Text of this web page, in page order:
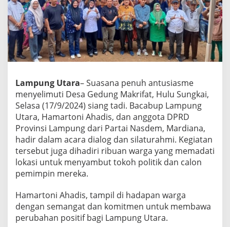
a
n
M
a
r
d
i
n
a
a
d
i
r
i
D
i
o
g
B
e
Lampung Utara– Suasana penuh antusiasme
menyelimuti Desa Gedung Makrifat, Hulu Sungkai,
Selasa (17/9/2024) siang tadi. Bacabup Lampung
Utara, Hamartoni Ahadis, dan anggota DPRD
Provinsi Lampung dari Partai Nasdem, Mardiana,
hadir dalam acara dialog dan silaturahmi. Kegiatan
tersebut juga dihadiri ribuan warga yang memadati
lokasi untuk menyambut tokoh politik dan calon
pemimpin mereka.
Hamartoni Ahadis, tampil di hadapan warga
dengan semangat dan komitmen untuk membawa
perubahan positif bagi Lampung Utara.